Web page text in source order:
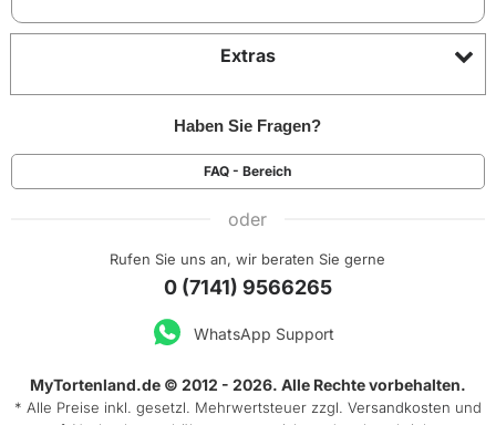
Extras
Haben Sie Fragen?
FAQ - Bereich
oder
Rufen Sie uns an, wir beraten Sie gerne
0 (7141) 9566265
WhatsApp Support
MyTortenland.de © 2012 - 2026. Alle Rechte vorbehalten.
* Alle Preise inkl. gesetzl. Mehrwertsteuer zzgl. Versandkosten und